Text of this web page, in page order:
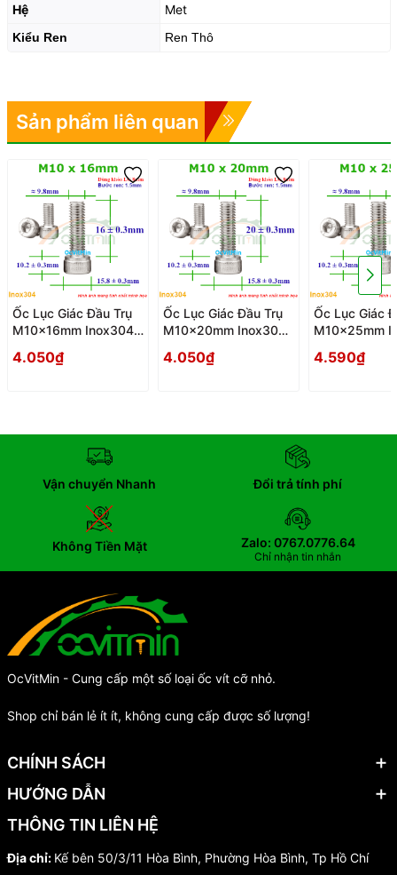
Hệ
Met
Kiểu Ren Ren Thô
Sản phẩm liên quan
Ốc Lục Giác Đầu Trụ
M10x16mm Inox304 -
4.050₫
Ốc Lục Giác Đầu Trụ
M10x20mm Inox304
4.050₫
Ốc Lục Giác
M10x25mm
4.590₫
Vận chuyển Nhanh Đổi trả tính phí
Không Tiền Mặt Zalo: 0767.0776.64
Chỉ nhận tin nhắn
OcVitMin - Cung cấp một số loại ốc vít cỡ nhỏ.
Shop chỉ bán lẻ ít ít, không cung cấp được số lượng!
CHÍNH SÁCH
HƯỚNG DẪN
THÔNG TIN LIÊN HỆ
Địa chỉ: Kế bên 50/3/11 Hòa Bình, Phường Hòa Bình, Tp Hồ Chí